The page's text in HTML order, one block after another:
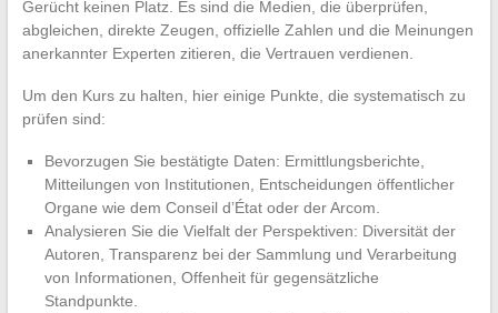
Gerücht keinen Platz. Es sind die Medien, die überprüfen,
abgleichen, direkte Zeugen, offizielle Zahlen und die Meinungen
anerkannter Experten zitieren, die Vertrauen verdienen.
Um den Kurs zu halten, hier einige Punkte, die systematisch zu
prüfen sind:
Bevorzugen Sie bestätigte Daten: Ermittlungsberichte,
Mitteilungen von Institutionen, Entscheidungen öffentlicher
Organe wie dem Conseil d’État oder der Arcom.
Analysieren Sie die Vielfalt der Perspektiven: Diversität der
Autoren, Transparenz bei der Sammlung und Verarbeitung
von Informationen, Offenheit für gegensätzliche
Standpunkte.